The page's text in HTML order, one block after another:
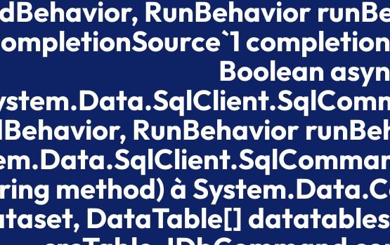
RunBehavior
Boolean
RunBehavior
method) à
DataTable[]